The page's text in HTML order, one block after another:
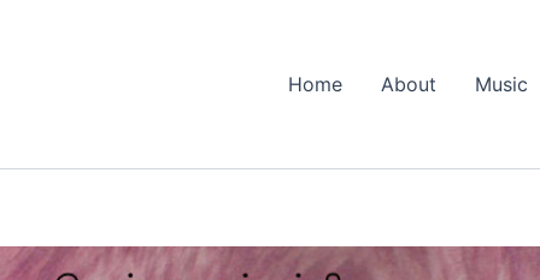
Home About Music